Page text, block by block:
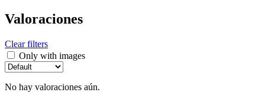
Valoraciones
Clear filters
Only with images
No hay valoraciones aún.